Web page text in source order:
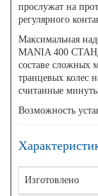
прослужат на
регулярного
Максимальная
MANIA 400
составе
транцевых колес
считанные
Возможность
Изготовлено